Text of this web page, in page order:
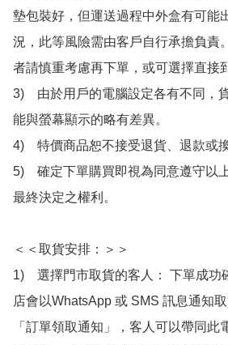
墊包裝好，但運送過程中外盒有可能
況，此等風險需由客戶自行承擔負責
者請慎重考慮再下單，或可選擇直接
3)　由於用戶的電腦設定各有不同，
能與螢幕顯示的略有差異。
4)　特價商品恕不接受退貨、退款或
5)　確定下單購買即視為同意遵守以
最終決定之權利。
＜＜取貨安排：＞＞
1)　選擇門市取貨的客人： 下單成功
店會以WhatsApp 或 SMS 訊息通知
「訂單領取通知」，客人可以帶同此